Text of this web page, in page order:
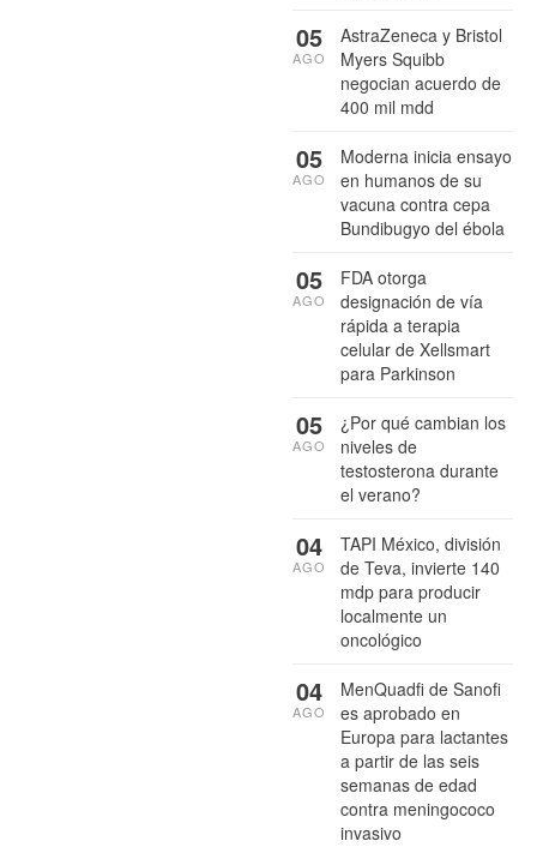
AstraZeneca y Bristol
Myers Squibb
negocian acuerdo de
400 mil mdd
05
AGO
Moderna inicia ensayo
en humanos de su
vacuna contra cepa
Bundibugyo del ébola
05
AGO
FDA otorga
designación de vía
rápida a terapia
celular de Xellsmart
para Parkinson
05
AGO
¿Por qué cambian los
niveles de
testosterona durante
el verano?
05
AGO
TAPI México, división
de Teva, invierte 140
mdp para producir
localmente un
oncológico
04
AGO
MenQuadfi de Sanofi
es aprobado en
Europa para lactantes
a partir de las seis
semanas de edad
contra meningococo
invasivo
04
AGO